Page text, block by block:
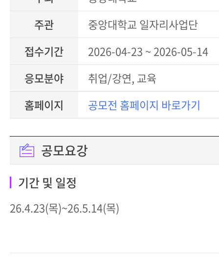
주관
중앙대학교 일자리사업단
접수기간
2026-04-23 ~ 2026-05-14
응모분야
취업/강연, 교육
홈페이지
공모전 홈페이지 바로가기
공모요강
기간 및 일정
26.4.23(목)~26.5.14(목)